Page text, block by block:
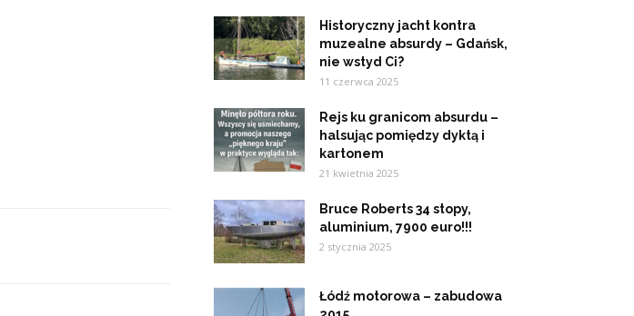
Historyczny jacht kontra
muzealne absurdy – Gdańsk,
nie wstyd Ci?
11 czerwca 2025
Rejs ku granicom absurdu –
halsując pomiędzy dyktą i
kartonem
21 kwietnia 2025
Bruce Roberts 34 stopy,
aluminium, 7900 euro!!!
2 stycznia 2025
Łódź motorowa – zabudowa